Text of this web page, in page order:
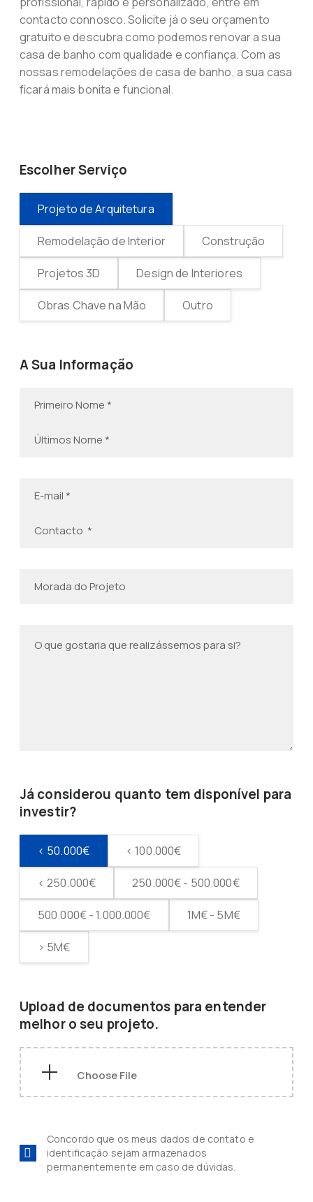
contacto connosco. Solicite já o seu orçamento
gratuito e descubra como podemos renovar a sua
casa de banho com qualidade e confiança. Com as
nossas remodelações de casa de banho, a sua casa
ficará mais bonita e funcional.
Escolher Serviço
Projeto de Arquitetura
Remodelação de Interior Construção
Projetos 3D Design de Interiores
Obras Chave na Mão Outro
A Sua Informação
Já considerou quanto tem disponível para
investir?
< 50.000€ < 100.000€
< 250.000€ 250.000€ - 500.000€
500.000€ - 1.000.000€ 1M€ - 5M€
> 5M€
Upload de documentos para entender
melhor o seu projeto.
Concordo que os meus dados de contato e
identificação sejam armazenados
permanentemente em caso de dúvidas.